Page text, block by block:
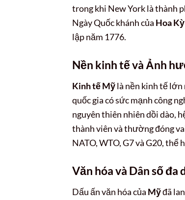
trong khi New York là thành
Ngày Quốc khánh của Hoa Kỳ
lập năm 1776.
Nền kinh tế và Ảnh
Kinh tế Mỹlà nền kinh tế lớn
quốc gia có sức mạnh công
nguyên thiên nhiên dồi dào,
thành viên và thường đóng
NATO, WTO, G7 và G20,
Văn hóa và Dân số đa
Dấu ấn văn hóa của Mỹđã